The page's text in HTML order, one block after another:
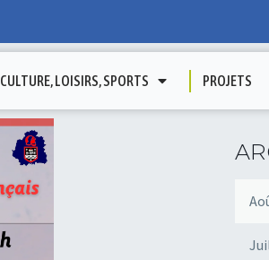
CULTURE, LOISIRS, SPORTS PROJETS